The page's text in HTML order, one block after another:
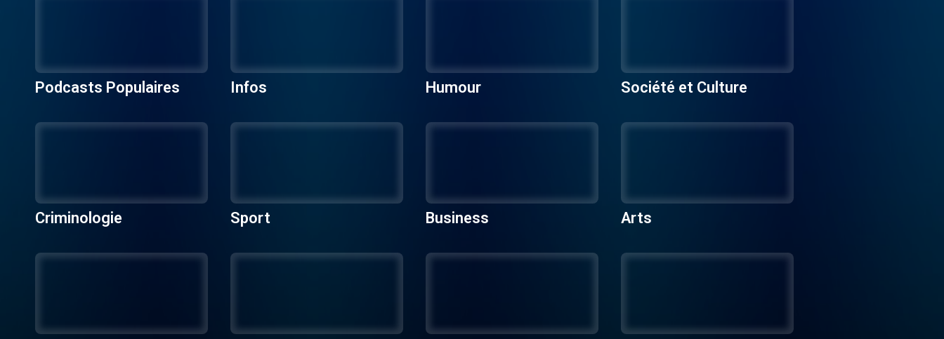
Podcasts Populaires Infos Humour Société et Culture
Criminologie Sport Business Arts